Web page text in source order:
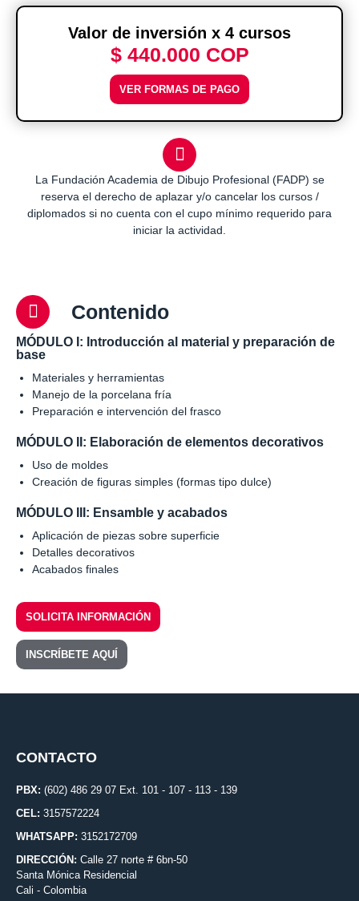
Valor de inversión x 4 cursos
$ 440.000 COP
VER FORMAS DE PAGO
La Fundación Academia de Dibujo Profesional (FADP) se
reserva el derecho de aplazar y/o cancelar los cursos /
diplomados si no cuenta con el cupo mínimo requerido para
iniciar la actividad.
Contenido
MÓDULO I: Introducción al material y preparación de
base
Materiales y herramientas
Manejo de la porcelana fría
Preparación e intervención del frasco
MÓDULO II: Elaboración de elementos decorativos
Uso de moldes
Creación de figuras simples (formas tipo dulce)
MÓDULO III: Ensamble y acabados
Aplicación de piezas sobre superficie
Detalles decorativos
Acabados finales
SOLICITA INFORMACIÓN
INSCRÍBETE AQUÍ
CONTACTO
PBX: (602) 486 29 07 Ext. 101 - 107 - 113 - 139
CEL: 3157572224
WHATSAPP: 3152172709
DIRECCIÓN: Calle 27 norte # 6bn-50
Santa Mónica Residencial
Cali - Colombia